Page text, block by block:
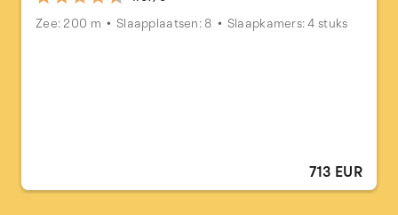
Zee: 200 m
Slaapplaatsen: 8 Slaapkamers: 4 stuks
713 EUR